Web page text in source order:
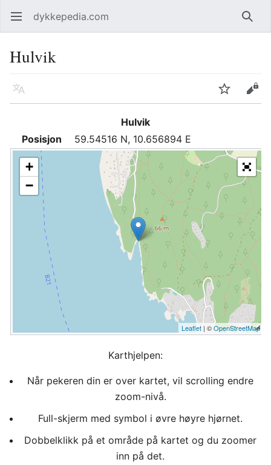
Åpne hovedmenyen dykkepedia.com Søk
Hulvik
Språk Overvåk Rediger
Hulvik
Posisjon
59.54516 N, 10.656894 E
+
−
Leaflet | ©OpenStreetMap
Karthjelpen:
Når pekeren din er over kartet, vil scrolling endre
zoom-nivå.
Full-skjerm med symbol i øvre høyre hjørnet.
Dobbelklikk på et område på kartet og du zoomer
inn på det.